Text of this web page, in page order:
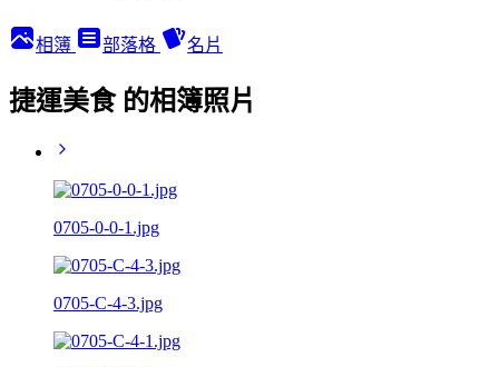
相簿 部落格 名片
捷運美食 的相簿照片
0705-0-0-1.jpg
0705-C-4-3.jpg